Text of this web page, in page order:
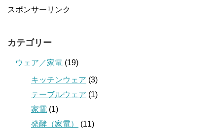
スポンサーリンク
カテゴリー
ウェア／家電 (19)
キッチンウェア (3)
テーブルウェア (1)
家電 (1)
発酵（家電）
(11)